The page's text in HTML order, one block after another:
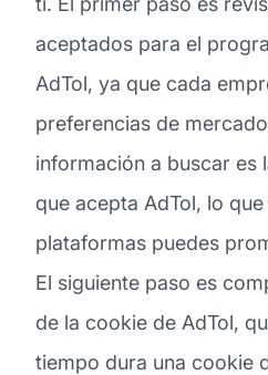
aceptados para el
AdTol, ya que cada
preferencias de
información a buscar es
que acepta AdTol, lo
plataformas puedes
El siguiente paso es
de la cookie de AdTol,
tiempo dura una cookie